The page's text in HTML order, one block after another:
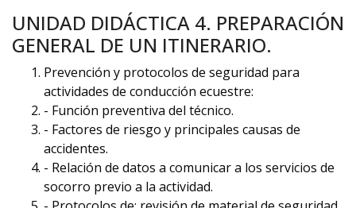
UNIDAD DIDÁCTICA 4. PREPARACIÓN
GENERAL DE UN ITINERARIO.
Prevención y protocolos de seguridad para
actividades de conducción ecuestre:
- Función preventiva del técnico.
- Factores de riesgo y principales causas de
accidentes.
- Relación de datos a comunicar a los servicios de
socorro previo a la actividad.